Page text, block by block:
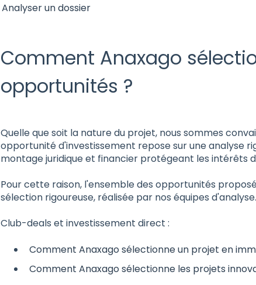
Analyser un dossier
Comment Anaxago
opportunités ?
Quelle que soit la nature du projet, nous sommes
opportunité d'investissement repose sur une analyse
montage juridique et financier protégeant les intérêts
Pour cette raison, l'ensemble des opportunités
sélection rigoureuse, réalisée par nos équipes d'analyse.
Club-deals et investissement direct :
Comment Anaxago sélectionne un projet en
Comment Anaxago sélectionne les projets